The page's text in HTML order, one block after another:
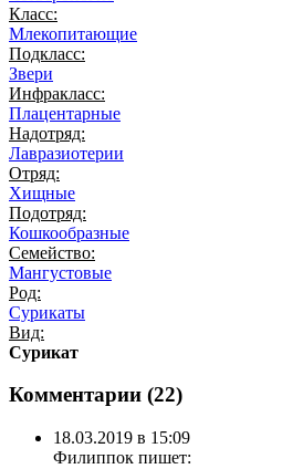
Класс:
Млекопитающие
Подкласс:
Звери
Инфракласс:
Плацентарные
Надотряд:
Лавразиотерии
Отряд:
Хищные
Подотряд:
Кошкообразные
Семейство:
Мангустовые
Род:
Сурикаты
Вид:
Сурикат
Комментарии (22)
18.03.2019 в 15:09
Филиппок пишет: